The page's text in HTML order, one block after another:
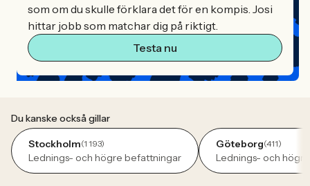
som om du skulle förklara det för en kompis. Josi
hittar jobb som matchar dig på riktigt.
Testa nu
Du kanske också gillar
Stockholm(1 193)
Lednings- och högre befattningar
Göteborg(411)
Lednings- och